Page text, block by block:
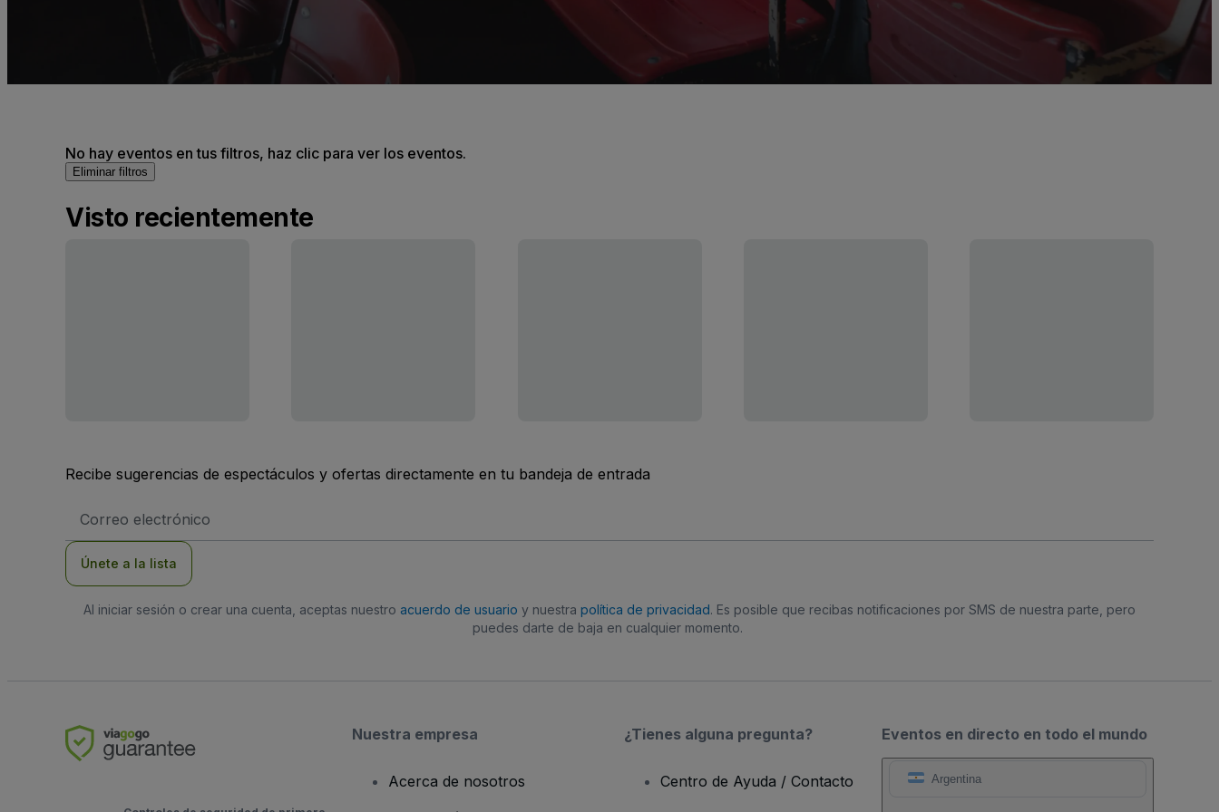
No hay eventos en tus filtros, haz clic para ver los eventos.
Eliminar filtros
Visto recientemente
Recibe sugerencias de espectáculos y ofertas directamente en tu bandeja de entrada
de
Únete a la lista
Al iniciar sesión o crear una cuenta, aceptas nuestro acuerdo de usuario y nuestra política de privacidad. Es posible que recibas notificaciones por SMS de nuestra parte, pero
puedes darte de baja en cualquier momento.
Eventos en directo en todo el mundo
Argentina
Nuestra empresa
Acerca de nosotros
¿Tienes alguna pregunta?
Centro de Ayuda / Contacto